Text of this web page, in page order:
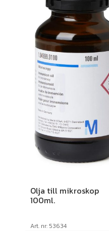
Olja till mikroskop
100ml.
Art. nr: 53634